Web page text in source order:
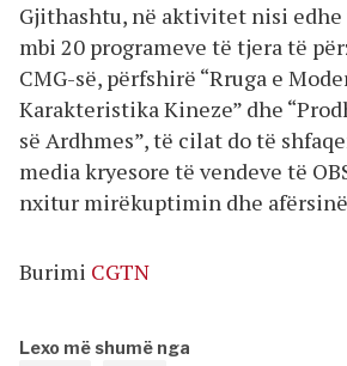
Gjithashtu, në aktivitet nisi
mbi 20 programeve të tjera të
CMG-së, përfshirë “Rruga e
Karakteristika Kineze” dhe
së Ardhmes”, të cilat do të
media kryesore të vendeve të
nxitur mirëkuptimin dhe afërsinë
Burimi CGTN
Lexo më shumë nga